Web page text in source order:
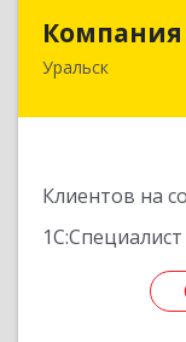
Компания
Уральск
Клиентов на
1С:Специалист
Казахстан,